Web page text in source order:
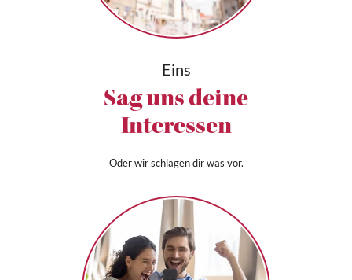
Eins
Sag uns deine
Interessen
Oder wir schlagen dir was vor.